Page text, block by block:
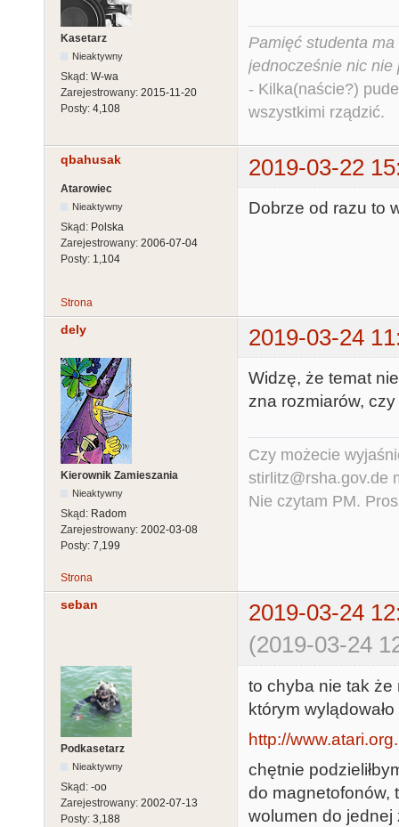
Kasetarz
Nieaktywny
Skąd: W-wa
Zarejestrowany: 2015-11-20
Posty: 4,108
Pamięć studenta
jednocześnie nic nie
- Kilka(naście?)
wszystkimi rządzić.
qbahusak 2019-03-22
Atarowiec
Nieaktywny
Skąd: Polska
Zarejestrowany: 2006-07-04
Posty: 1,104
Dobrze od razu to
Strona
dely 2019-03-24
Kierownik Zamieszania
Nieaktywny
Skąd: Radom
Zarejestrowany: 2002-03-08
Posty: 7,199
Widzę, że temat
zna rozmiarów,
Czy możecie
stirlitz@rsha.gov.de
Nie czytam PM.
Strona
seban
2019-03-24
(2019-03-24
Podkasetarz
Nieaktywny
Skąd: -oo
Zarejestrowany: 2002-07-13
Posty: 3,188
to chyba nie tak że
którym
http://
chętnie
do magnetofonów,
wolumen do jednej